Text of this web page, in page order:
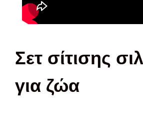
Σετ σίτισης
για ζώα